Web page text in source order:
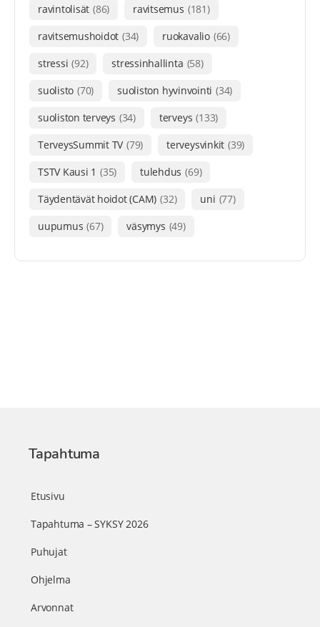
ravintolisät (86) ravitsemus (181)
ravitsemushoidot (34) ruokavalio (66)
stressi (92) stressinhallinta (58)
suolisto (70) suoliston hyvinvointi (34)
suoliston terveys (34) terveys (133)
TerveysSummit TV (79) terveysvinkit (39)
TSTV Kausi 1 (35) tulehdus (69)
Täydentävät hoidot (CAM) (32) uni (77)
uupumus (67) väsymys (49)
Tapahtuma
Etusivu
Tapahtuma – SYKSY 2026
Puhujat
Ohjelma
Arvonnat